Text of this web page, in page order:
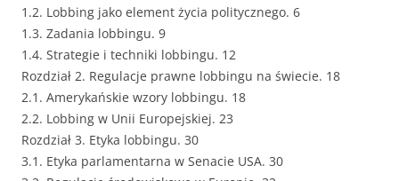
1.2. Lobbing jako element życia politycznego. 6
1.3. Zadania lobbingu. 9
1.4. Strategie i techniki lobbingu. 12
Rozdział 2. Regulacje prawne lobbingu na świecie. 18
2.1. Amerykańskie wzory lobbingu. 18
2.2. Lobbing w Unii Europejskiej. 23
Rozdział 3. Etyka lobbingu. 30
3.1. Etyka parlamentarna w Senacie USA. 30